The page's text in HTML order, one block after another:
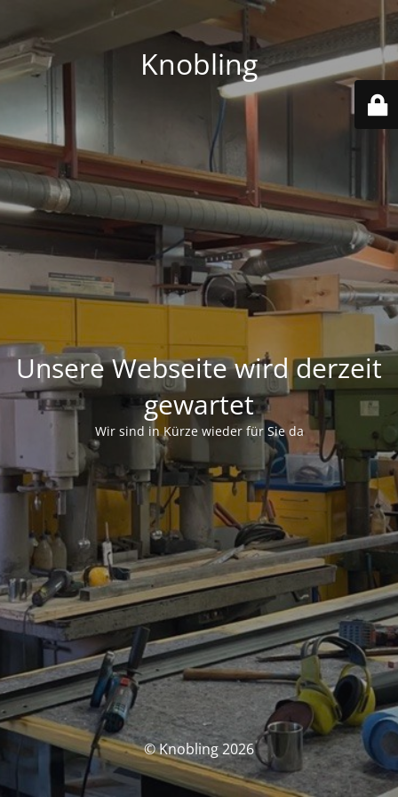
Knobling
Unsere Webseite wird derzeit
gewartet
Wir sind in Kürze wieder für Sie da
© Knobling 2026